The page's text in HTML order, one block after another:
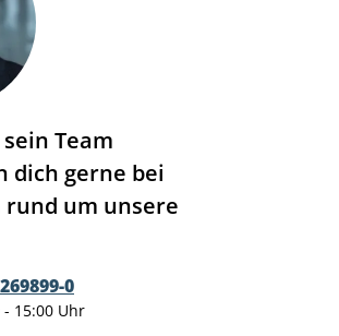
Team
dich gerne bei
rund um unsere
0
- 15:00 Uhr